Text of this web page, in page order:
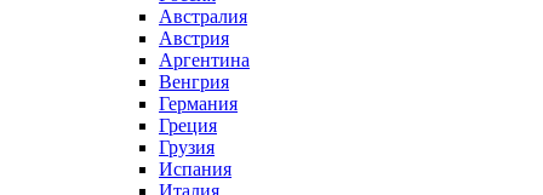
Австралия
Австрия
Аргентина
Венгрия
Германия
Греция
Грузия
Испания
Италия